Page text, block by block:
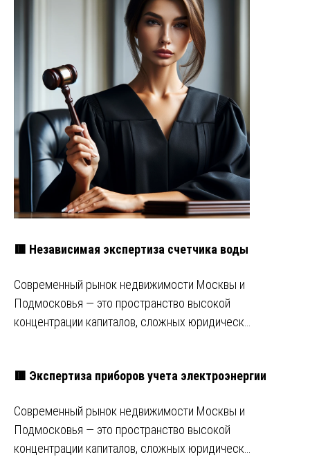
🟥 Независимая экспертиза счетчика воды
Современный рынок недвижимости Москвы и
Подмосковья — это пространство высокой
концентрации капиталов, сложных юридическ…
🟥 Экспертиза приборов учета электроэнергии
Современный рынок недвижимости Москвы и
Подмосковья — это пространство высокой
концентрации капиталов, сложных юридическ…